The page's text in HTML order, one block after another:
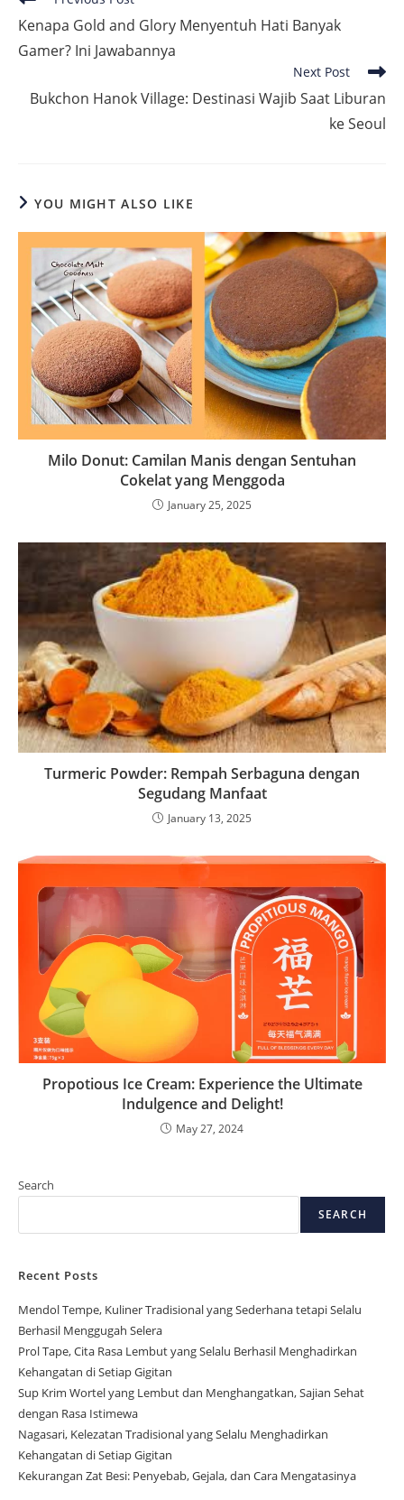
articles
Kenapa Gold and Glory Menyentuh Hati Banyak
Gamer? Ini Jawabannya
Next Post
Bukchon Hanok Village: Destinasi Wajib Saat Liburan
ke Seoul
YOU MIGHT ALSO LIKE
Milo Donut: Camilan Manis dengan Sentuhan
Cokelat yang Menggoda
January 25, 2025
Turmeric Powder: Rempah Serbaguna dengan
Segudang Manfaat
January 13, 2025
Propotious Ice Cream: Experience the Ultimate
Indulgence and Delight!
May 27, 2024
Search
SEARCH
Recent Posts
Mendol Tempe, Kuliner Tradisional yang Sederhana tetapi Selalu
Berhasil Menggugah Selera
Prol Tape, Cita Rasa Lembut yang Selalu Berhasil Menghadirkan
Kehangatan di Setiap Gigitan
Sup Krim Wortel yang Lembut dan Menghangatkan, Sajian Sehat
dengan Rasa Istimewa
Nagasari, Kelezatan Tradisional yang Selalu Menghadirkan
Kehangatan di Setiap Gigitan
Kekurangan Zat Besi: Penyebab, Gejala, dan Cara Mengatasinya